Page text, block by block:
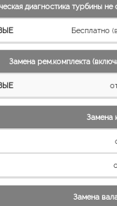
диагностика турбины не
Бесплатно
Замена рем.комплекта
Замена
Замена